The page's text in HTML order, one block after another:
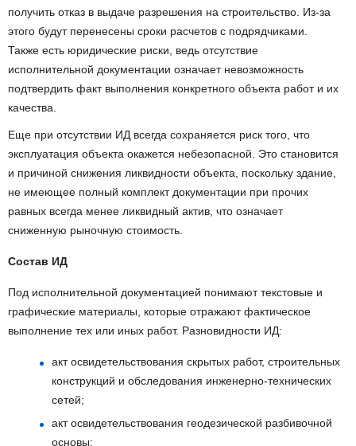
получить отказ в выдаче разрешения на строительство. Из-за
этого будут перенесены сроки расчетов с подрядчиками.
Также есть юридические риски, ведь отсутствие
исполнительной документации означает невозможность
подтвердить факт выполнения конкретного объекта работ и их
качества.
Еще при отсутствии ИД всегда сохраняется риск того, что
эксплуатация объекта окажется небезопасной. Это становится
и причиной снижения ликвидности объекта, поскольку здание,
не имеющее полный комплект документации при прочих
равных всегда менее ликвидный актив, что означает
сниженную рыночную стоимость.
Состав ИД
Под исполнительной документацией понимают текстовые и
графические материалы, которые отражают фактическое
выполнение тех или иных работ. Разновидности ИД:
акт освидетельствования скрытых работ, строительных
конструкций и обследования инженерно-технических
сетей;
акт освидетельствования геодезической разбивочной
основы;